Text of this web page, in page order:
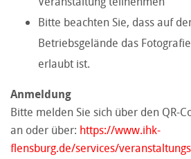
Bitte beachten Sie, dass auf
Betriebsgelände das
erlaubt ist.
Anmeldung
Bitte melden Sie sich über den QR-
an oder über: https://www.ihk-
flensburg.de/services/